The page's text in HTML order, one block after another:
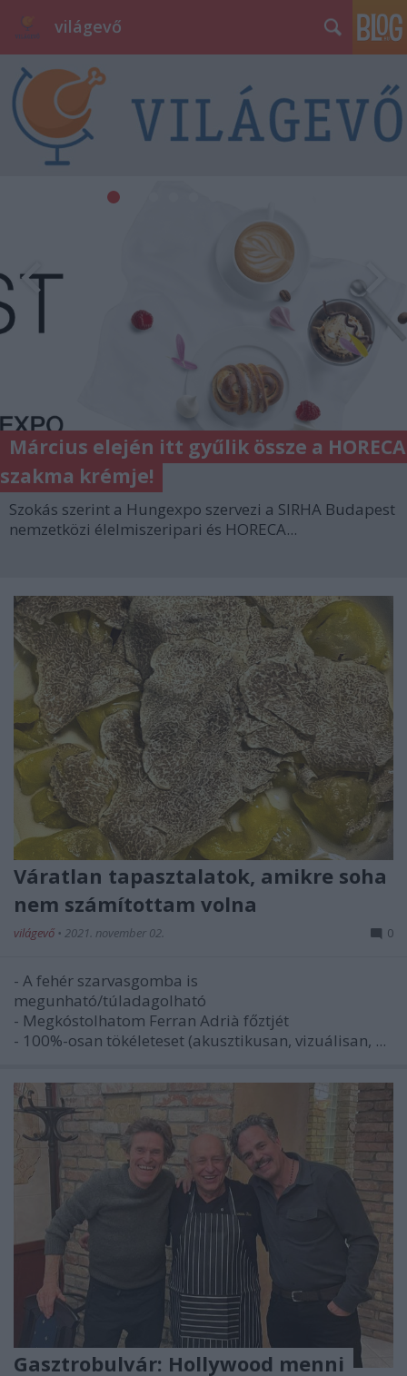
világevő
Március elején itt gyűlik össze a HORECA
szakma krémje!
Szokás szerint a Hungexpo szervezi a SIRHA Budapest
nemzetközi élelmiszeripari és HORECA...
Váratlan tapasztalatok, amikre soha
nem számítottam volna
világevő • 2021. november 02. 0
- A fehér szarvasgomba is
megunható/túladagolható
- Megkóstolhatom Ferran Adrià főztjét
- 100%-osan tökéleteset (akusztikusan, vizuálisan, ...
Gasztrobulvár: Hollywood menni